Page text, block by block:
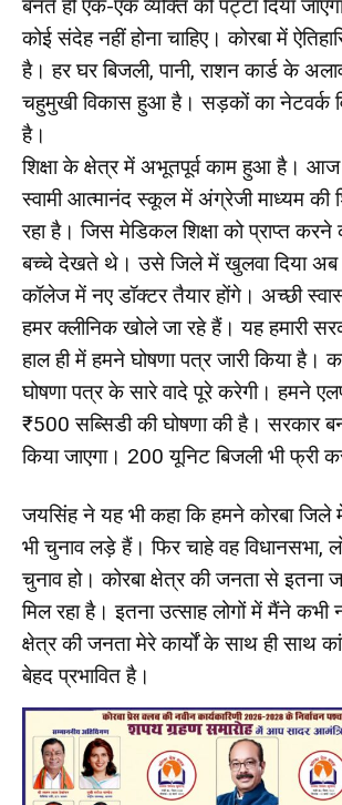
बनते ही एक-एक व्यक्ति को पट्टा दिया
कोई संदेह नहीं होना चाहिए। कोरबा में
है। हर घर बिजली, पानी, राशन कार्ड के
चहुमुखी विकास हुआ है। सड़कों का नेटवर्क
है।
शिक्षा के क्षेत्र में अभूतपूर्व काम हुआ है। आज
स्वामी आत्मानंद स्कूल में अंग्रेजी माध्यम की
रहा है। जिस मेडिकल शिक्षा को प्राप्त करने
बच्चे देखते थे। उसे जिले में खुलवा दिया अब
कॉलेज में नए डॉक्टर तैयार होंगे। अच्छी
हमर क्लीनिक खोले जा रहे हैं। यह हमारी
हाल ही में हमने घोषणा पत्र जारी किया है।
घोषणा पत्र के सारे वादे पूरे करेगी। हमने
₹500 सब्सिडी की घोषणा की है। सरकार
किया जाएगा। 200 यूनिट बिजली भी फ्री
जयसिंह ने यह भी कहा कि हमने कोरबा
भी चुनाव लड़े हैं। फिर चाहे वह विधानसभा,
चुनाव हो। कोरबा क्षेत्र की जनता से इतना
मिल रहा है। इतना उत्साह लोगों में मैंने कभी
क्षेत्र की जनता मेरे कार्यों के साथ ही साथ
बेहद प्रभावित है।